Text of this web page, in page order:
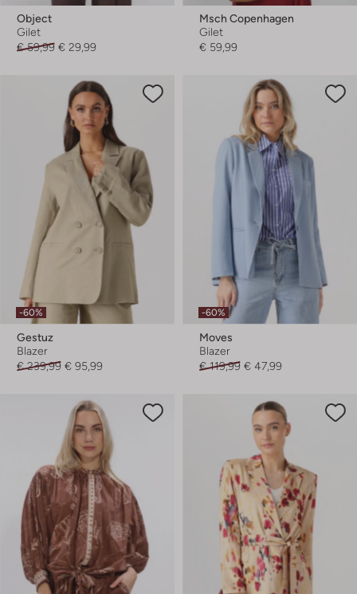
Object
Gilet
€ 59,99 € 29,99
Msch Copenhagen
Gilet
€ 59,99
-60%
Gestuz
Blazer
€ 239,99 € 95,99
-60%
Moves
Blazer
€ 119,99 € 47,99